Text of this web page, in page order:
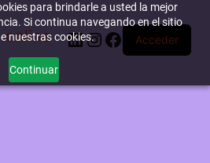
para brindarle a usted la mejor
Si continua navegando en el sitio
nuestras cookies.
Continuar
LinkedIn
Instagram
Facebook
Acceder